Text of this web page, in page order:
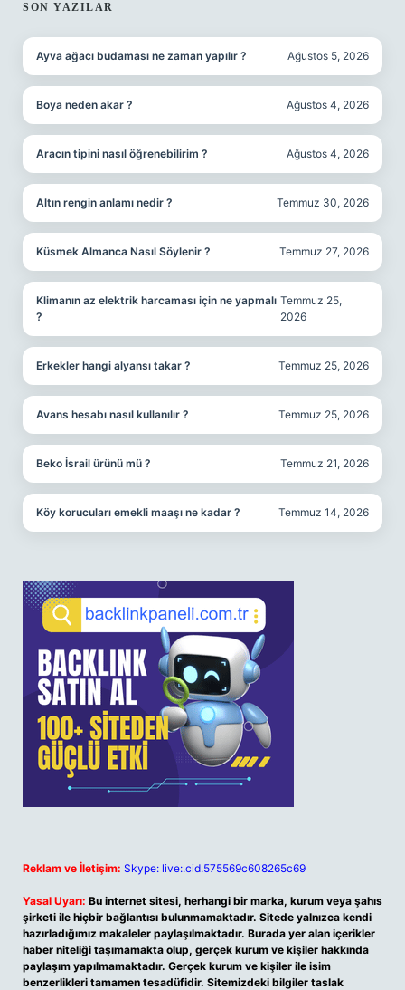
SIDEBAR
SON YAZILAR
Ayva ağacı budaması ne zaman yapılır ? Ağustos 5, 2026
Boya neden akar ? Ağustos 4, 2026
Aracın tipini nasıl öğrenebilirim ? Ağustos 4, 2026
Altın rengin anlamı nedir ? Temmuz 30, 2026
Küsmek Almanca Nasıl Söylenir ? Temmuz 27, 2026
Klimanın az elektrik harcaması için ne yapmalı
?
Temmuz 25,
2026
Erkekler hangi alyansı takar ? Temmuz 25, 2026
Avans hesabı nasıl kullanılır ? Temmuz 25, 2026
Beko İsrail ürünü mü ? Temmuz 21, 2026
Köy korucuları emekli maaşı ne kadar ? Temmuz 14, 2026
Reklam ve İletişim: Skype: live:.cid.575569c608265c69
Yasal Uyarı: Bu internet sitesi, herhangi bir marka, kurum veya şahıs
şirketi ile hiçbir bağlantısı bulunmamaktadır. Sitede yalnızca kendi
hazırladığımız makaleler paylaşılmaktadır. Burada yer alan içerikler
haber niteliği taşımamakta olup, gerçek kurum ve kişiler hakkında
paylaşım yapılmamaktadır. Gerçek kurum ve kişiler ile isim
benzerlikleri tamamen tesadüfidir. Sitemizdeki bilgiler taslak